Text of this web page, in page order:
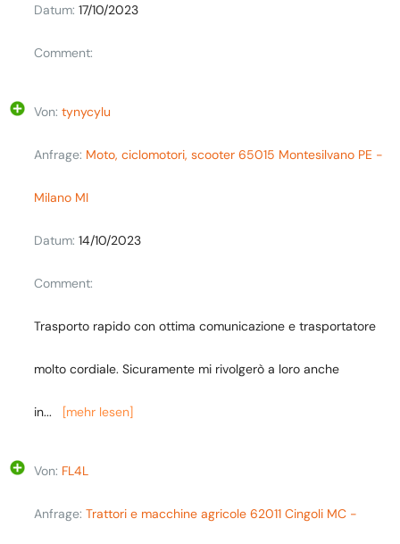
Datum: 17/10/2023
Comment:
Von: tynycylu
Anfrage: Moto, ciclomotori, scooter 65015 Montesilvano PE -
Milano MI
Datum: 14/10/2023
Comment:
Trasporto rapido con ottima comunicazione e trasportatore
molto cordiale. Sicuramente mi rivolgerò a loro anche
in... [mehr lesen]
Von: FL4L
Anfrage: Trattori e macchine agricole 62011 Cingoli MC -